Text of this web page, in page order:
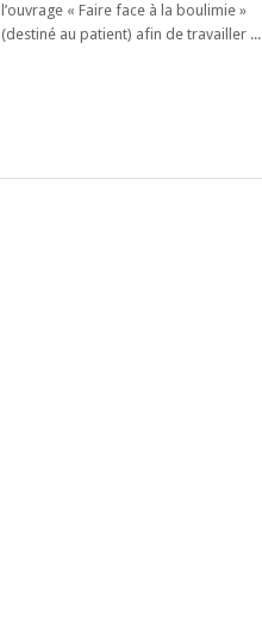
l’ouvrage « Faire face à la boulimie »
(destiné au patient) afin de travailler ...